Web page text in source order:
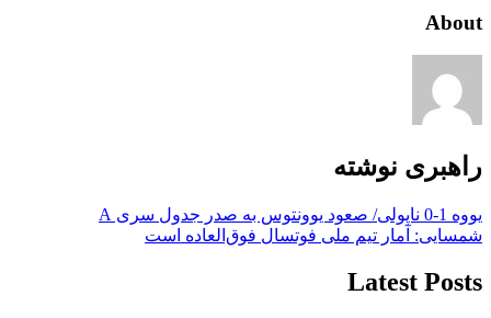
About
راهبری نوشته
یووه 1-0 ناپولی/ صعود یوونتوس به صدر جدول سری A
شمسایی: آمار تیم ملی فوتسال فوق‌العاده است
Latest Posts